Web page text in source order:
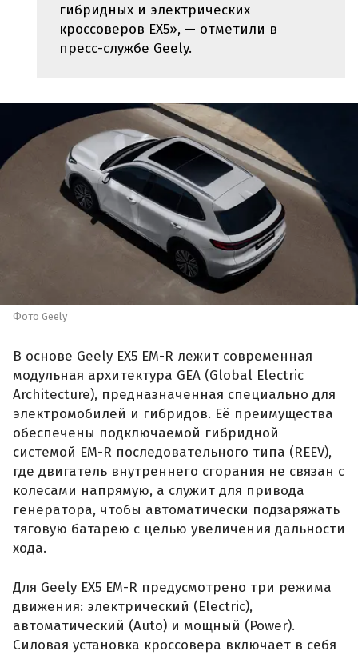
гибридных и электрических
кроссоверов EX5», — отметили в
пресс-службе Geely.
Фото Geely
В основе Geely EX5 EM-R лежит современная
модульная архитектура GEA (Global Electric
Architecture), предназначенная специально для
электромобилей и гибридов. Её преимущества
обеспечены подключаемой гибридной
системой EM-R последовательного типа (REEV),
где двигатель внутреннего сгорания не связан с
колесами напрямую, а служит для привода
генератора, чтобы автоматически подзаряжать
тяговую батарею с целью увеличения дальности
хода.
Для Geely EX5 EM-R предусмотрено три режима
движения: электрический (Electric),
автоматический (Auto) и мощный (Power).
Силовая установка кроссовера включает в себя